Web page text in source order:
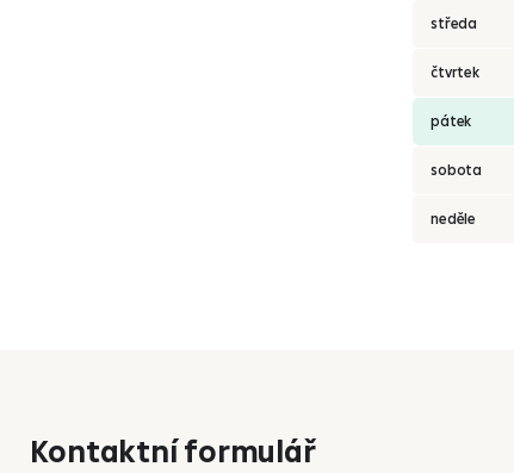
středa
čtvrtek
pátek
sobota
neděle
Kontaktní formulář